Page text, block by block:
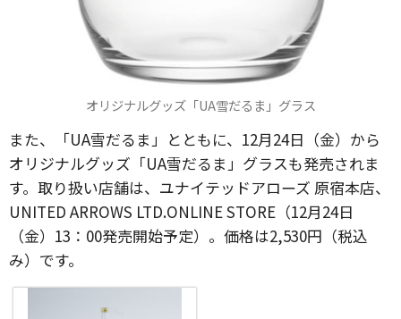
オリジナルグッズ「UA雪だるま」グラス
また、「UA雪だるま」とともに、12月24日（金）から
オリジナルグッズ「UA雪だるま」グラスも発売されま
す。取り扱い店舗は、ユナイテッドアローズ 原宿本店、
UNITED ARROWS LTD.ONLINE STORE（12月24日
（金）13：00発売開始予定）。価格は2,530円（税込
み）です。